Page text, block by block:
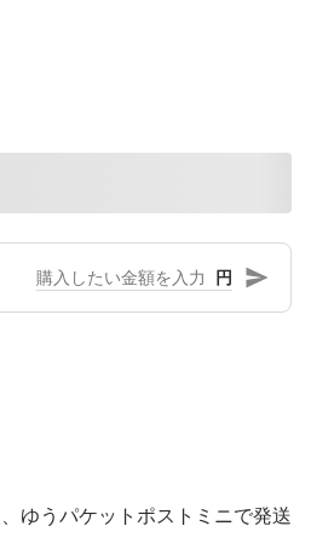
円
ゆうパケットポストミニで発送